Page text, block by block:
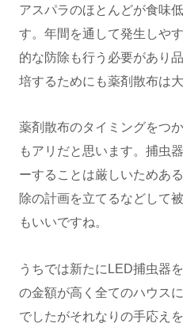
アスパラのほとんどが食味
す。年間を通して発生しや
的な防除も行う必要があり
培するためにも薬剤散布は
薬剤散布のタイミングをつ
もアリだと思います。捕虫
ーすることは厳しいためあ
除の計画を立てるなどして
もいいですね。
うちでは新たにLED捕虫器
の金額が高く全てのハウス
でしたがそれなりの手応え